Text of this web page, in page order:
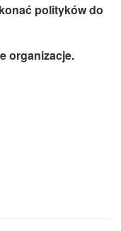
polityków do
organizacje.